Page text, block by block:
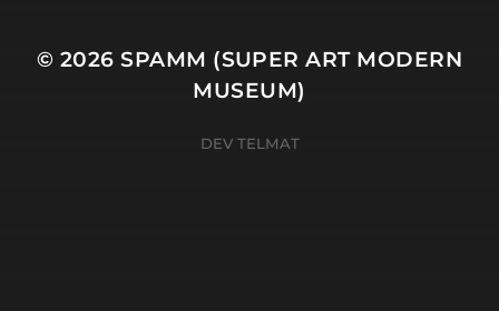
© 2026SPAMM (SUPER ART MODERN
MUSEUM)
DEV TELMAT